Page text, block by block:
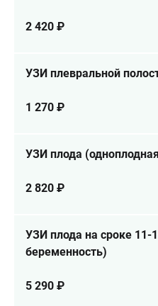
2 420 ₽
УЗИ плевральной
1 270 ₽
УЗИ плода
2 820 ₽
УЗИ плода на сроке 11-
беременность)
5 290 ₽